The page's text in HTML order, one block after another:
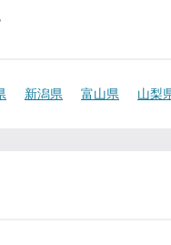
新潟県 富山県 山梨